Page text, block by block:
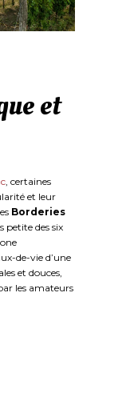
et
, certaines
et leur
Borderies
petite des six
de-vie d’une
et douces,
les amateurs